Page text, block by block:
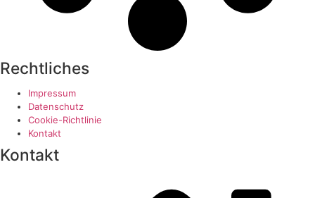
Rechtliches
Impressum
Datenschutz
Cookie-Richtlinie
Kontakt
Kontakt